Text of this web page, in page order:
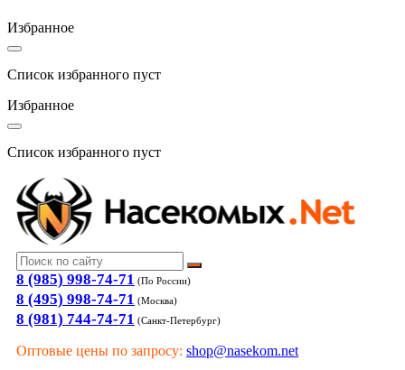
Избранное
Список избранного пуст
Избранное
Список избранного пуст
8 (985) 998-74-71 (По России)
8 (495) 998-74-71 (Москва)
8 (981) 744-74-71 (Санкт-Петербург)
Оптовые цены по запросу: shop@nasekom.net